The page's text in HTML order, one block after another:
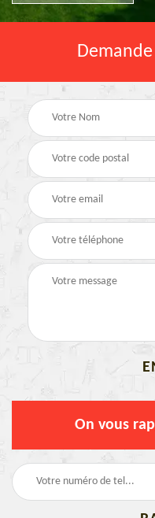
On vous